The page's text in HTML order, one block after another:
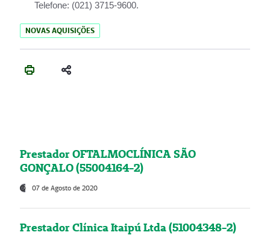
Telefone: (021) 3715-9600.
NOVAS AQUISIÇÕES
Prestador OFTALMOCLÍNICA SÃO
GONÇALO (55004164-2)
07 de Agosto de 2020
Prestador Clínica Itaipú Ltda (51004348-2)